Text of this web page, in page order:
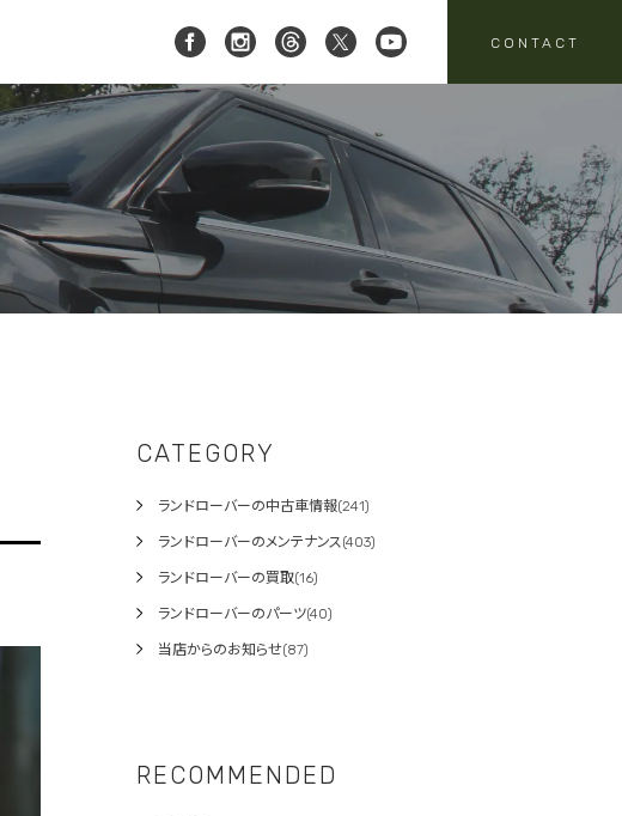
会社概要 スタッフニュース
注文販売 買取
CONTACT
[ レイブリック三郷店 ]
048-951-4136
10:00-18:00 定休日:水曜日
注文販売のお問い合わせ
パーツ・アクセサリーの
お問い合わせ
CATEGORY
ランドローバーの中古車情報(241)
ランドローバーのメンテナンス(403)
ランドローバーの買取(16)
ランドローバーのパーツ(40)
当店からのお知らせ(87)
RECOMMENDED